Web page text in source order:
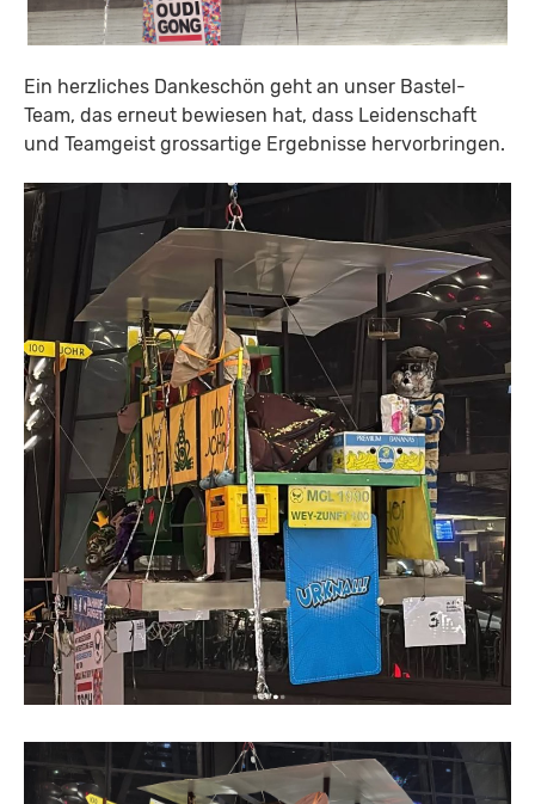
Ein herzliches Dankeschön geht an unser Bastel-
Team, das erneut bewiesen hat, dass Leidenschaft
und Teamgeist grossartige Ergebnisse hervorbringen.